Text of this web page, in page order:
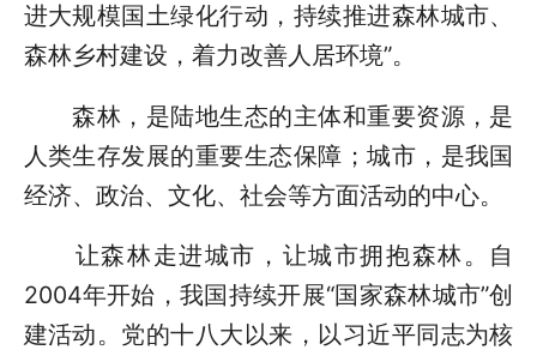
进大规模国土绿化行动，持续推进森林城市、
森林乡村建设，着力改善人居环境”。
森林，是陆地生态的主体和重要资源，是
人类生存发展的重要生态保障；城市，是我国
经济、政治、文化、社会等方面活动的中心。
让森林走进城市，让城市拥抱森林。自
2004年开始，我国持续开展“国家森林城市”创
建活动。党的十八大以来，以习近平同志为核